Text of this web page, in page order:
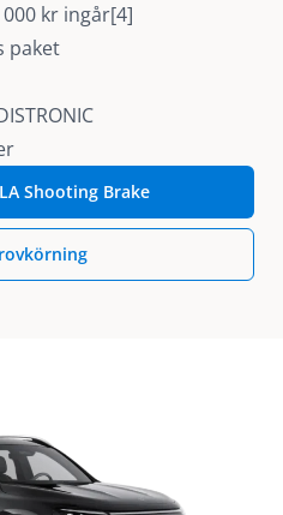
kr ingår[4]
paket
Shooting Brake